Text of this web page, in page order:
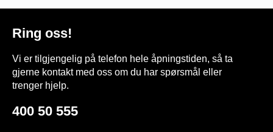
Ring oss!
Vi er tilgjengelig på telefon hele åpningstiden, så ta
gjerne kontakt med oss om du har spørsmål eller
trenger hjelp.
400 50 555